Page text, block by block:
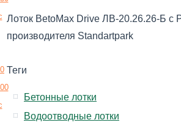
Лоток BetoMax Drive ЛВ-20.26.26-Б
производителя Standartpark
Теги
Бетонные лотки
Водоотводные лотки